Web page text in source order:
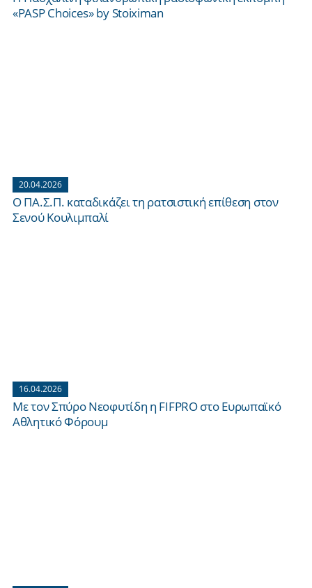
«PASP Choices» by Stoiximan
20.04.2026
Ο ΠΑ.Σ.Π. καταδικάζει τη ρατσιστική επίθεση στον
Σενού Κουλιμπαλί
16.04.2026
Με τον Σπύρο Νεοφυτίδη η FIFPRO στο Ευρωπαϊκό
Αθλητικό Φόρουμ